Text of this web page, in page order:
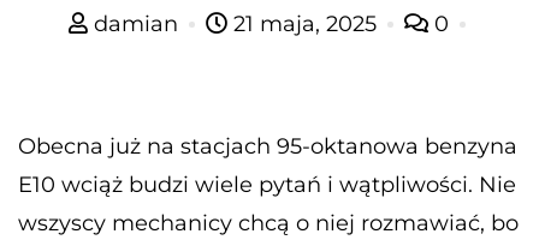
damian 21 maja, 2025 0
Obecna już na stacjach 95-oktanowa benzyna
E10 wciąż budzi wiele pytań i wątpliwości. Nie
wszyscy mechanicy chcą o niej rozmawiać, bo